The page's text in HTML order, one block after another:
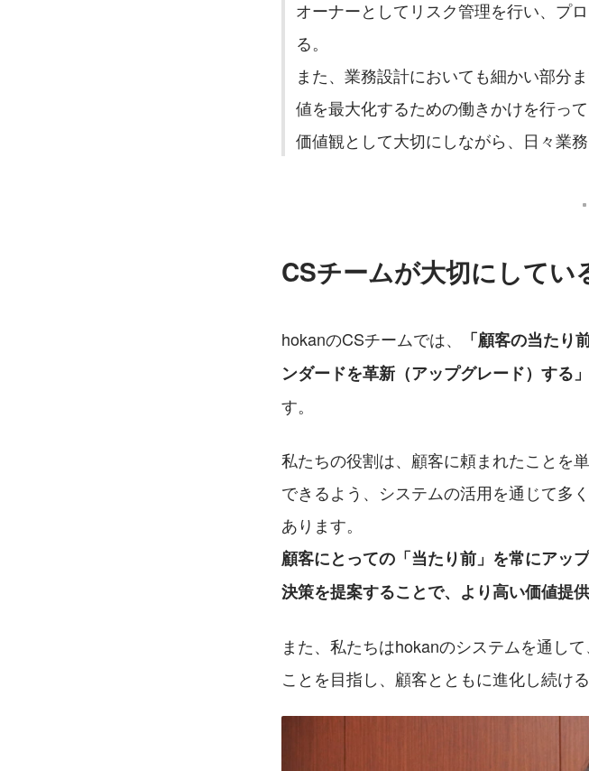
オーナーとしてリスク管理を行い、プ
る。
また、業務設計においても細かい部分
値を最大化するための働きかけを行っ
価値観として大切にしながら、日々業
CSチームが大切にしてい
hokanのCSチームでは、
「顧客の当たり
ンダードを革新（アップグレード）する」
す。
私たちの役割は、顧客に頼まれたことを
できるよう、システムの活用を通じて多
あります。
顧客にとっての「当たり前」を常にアッ
決策を提案することで、より高い価値提
また、私たちはhokanのシステムを通し
ことを目指し、顧客とともに進化し続け